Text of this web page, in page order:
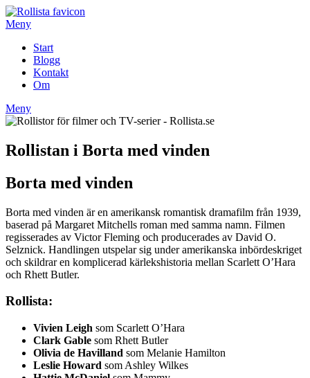
Hoppa
till
Meny
Start
Blogg
Kontakt
Om
Meny
Rollistan i Borta med vinden
Borta med vinden
Borta med vinden är en amerikansk romantisk dramafilm från 1939,
baserad på Margaret Mitchells roman med samma namn. Filmen
regisserades av Victor Fleming och producerades av David O.
Selznick. Handlingen utspelar sig under amerikanska inbördeskriget
och skildrar en komplicerad kärlekshistoria mellan Scarlett O’Hara
och Rhett Butler.
Rollista:
Vivien Leigh som Scarlett O’Hara
Clark Gable som Rhett Butler
Olivia de Havilland som Melanie Hamilton
Leslie Howard som Ashley Wilkes